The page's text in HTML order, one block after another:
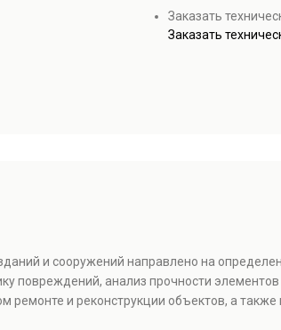
Заказать
Заказать
и сооружений направлено на
повреждений, анализ прочности
и реконструкции объектов, а также